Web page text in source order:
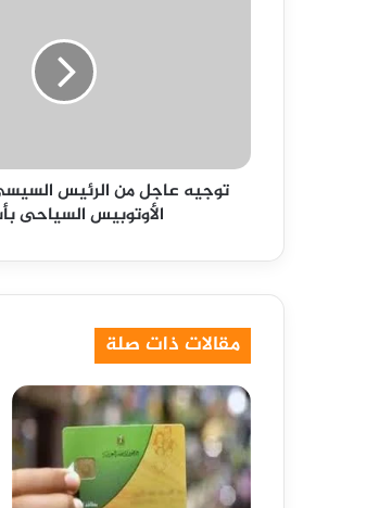
السياحى
بأسوان
توجيه عاجل من الرئيس
الأوتوبيس السياحى
مقالات ذات صلة